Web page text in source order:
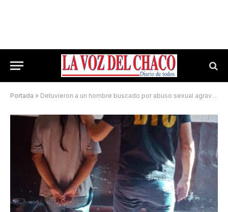
Portada » Detuvieron a un hombre buscado por abuso sexual agravado en Resistencia